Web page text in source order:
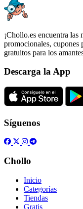
¡Chollo.es encuentra las
promocionales, cupones
gratuitos para los
Descarga la App
Síguenos
Chollo
Inicio
Categorías
Tiendas
Gratis